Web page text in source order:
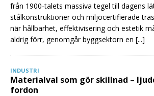
från 1900-talets massiva tegel till dagens
stålkonstruktioner och miljöcertifierade
när hållbarhet, effektivisering och estetik
aldrig förr, genomgår byggsektorn en [...]
INDUSTRI
Materialval som gör skillnad –
fordon